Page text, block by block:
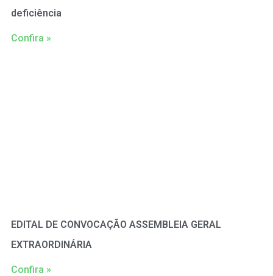
deficiência
Confira »
EDITAL DE CONVOCAÇÃO ASSEMBLEIA GERAL
EXTRAORDINÁRIA
Confira »